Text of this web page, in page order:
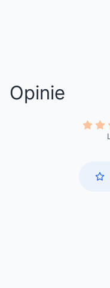
Opinie